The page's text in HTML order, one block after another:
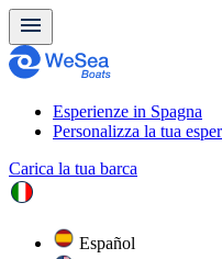
Esperienze in Spagna
Personalizza la tua
Carica la tua barca
Español